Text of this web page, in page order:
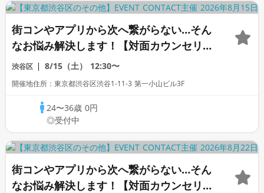
街コンやアプリから次へ繋がらない…そん
なお悩み解決します！【対面カウンセリン
グ】
渋谷区 8/15（土） 12:30〜
開催地住所：東京都渋谷区渋谷1-11-3 第一小山ビル3F
24〜36歳0円
◎受付中
街コンやアプリから次へ繋がらない…そん
なお悩み解決します！【対面カウンセリン